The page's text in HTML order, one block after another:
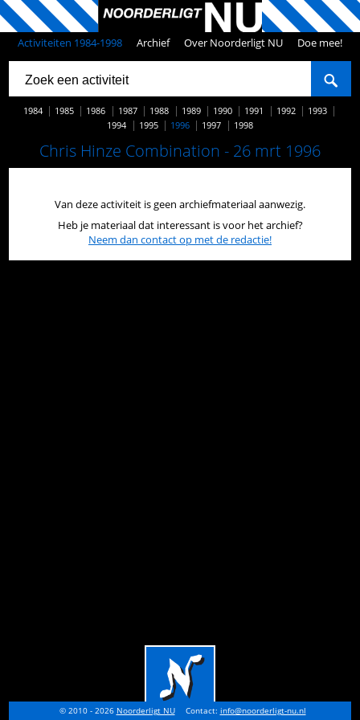
Activiteiten 1984-1998 Archief Over Noorderligt NU Doe mee!
1984 1985 1986 1987 1988 1989 1990 1991 1992
1993
1994
1995 1996 1997 1998
Chris Hinze Combination - 26 mrt 1996
Van deze activiteit is geen archiefmateriaal aanwezig.
Heb je materiaal dat interessant is voor het archief?
Neem dan contact op met de redactie!
© 2010 - 2026 Noorderligt NU Contact: info@noorderligt-nu.nl